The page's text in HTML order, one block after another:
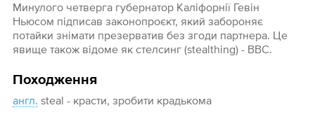
Минулого четверга губернатор Каліфорнії Гевін
Ньюсом підписав законопроєкт, який забороняє
потайки знімати презерватив без згоди партнера. Це
явище також відоме як стелсинг (stealthing) - ВВС.
Походження
англ. steal - красти, зробити крадькома